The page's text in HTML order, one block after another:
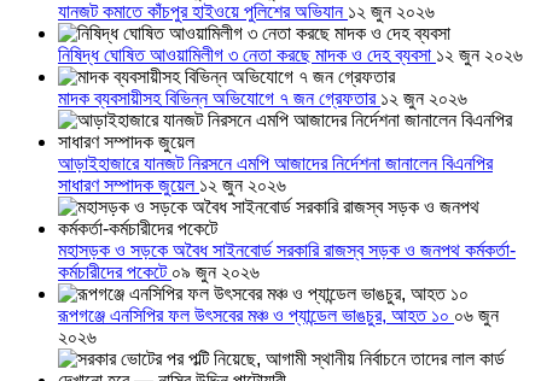
যানজট কমাতে কাঁচপুর হাইওয়ে পুলিশের অভিযান ১২ জুন ২০২৬
নিষিদ্ধ ঘোষিত আওয়ামিলীগ ৩ নেতা করছে মাদক ও দেহ ব্যবসা ১২ জুন ২০২৬
মাদক ব্যবসায়ীসহ বিভিন্ন অভিযোগে ৭ জন গ্রেফতার ১২ জুন ২০২৬
আড়াইহাজারে যানজট নিরসনে এমপি আজাদের নির্দেশনা জানালেন বিএনপির
সাধারণ সম্পাদক জুয়েল ১২ জুন ২০২৬
মহাসড়ক ও সড়কে অবৈধ সাইনবোর্ড সরকারি রাজস্ব সড়ক ও জনপথ কর্মকর্তা-
কর্মচারীদের পকেটে ০৯ জুন ২০২৬
রূপগঞ্জে এনসিপির ফল উৎসবের মঞ্চ ও প্যান্ডেল ভাঙচুর, আহত ১০ ০৬ জুন
২০২৬